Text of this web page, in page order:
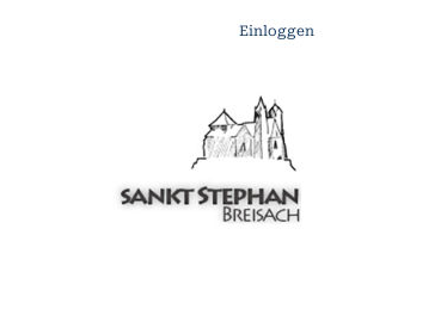
Einloggen